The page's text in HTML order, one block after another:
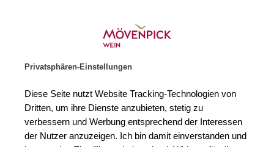
Privatsphären-Einstellungen
Diese Seite nutzt Website Tracking-Technologien von
Dritten, um ihre Dienste anzubieten, stetig zu
verbessern und Werbung entsprechend der Interessen
der Nutzer anzuzeigen. Ich bin damit einverstanden und
Comte de Vogüé (0)